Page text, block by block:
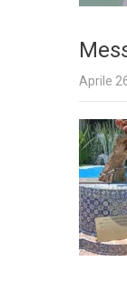
Aprile